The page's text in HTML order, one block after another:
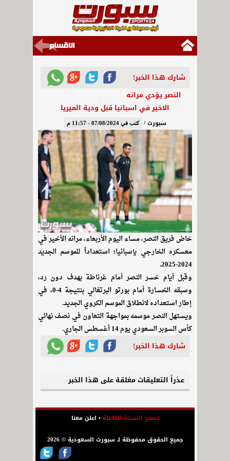
شارك هذا الخبر!
النصر يؤدي مرانه
الاخير في اسبانيا قبل ودية الميريا
سبورت / كتب في 07/08/2024 - 11:57 م
خاض فريق النصر، مساء اليوم الأربعاء، مرانه الأخير في
معسكره الخارجي بإسبانيا؛ استعداداً للموسم الجديد
2024-2025.
وقبل أيام خسر النصر أمام غرناطة بهدف دون رد،
وسبقه الخسارة أمام بورتو البرتغالي بنتيجة 4-0، في
إطار استعداده لانطلاق الموسم الكروي الجديد.
ويستهل النصر موسمه بمواجهة التعاون في نصف نهائي
كأس السوبر السعودي يوم 14 أغسطس الجاري.
شارك هذا الخبر!
عذراً التعليقات مغلقة على هذا الخبر
تصفح النسخة الكاملة• اعلن معنا
جميع الحقوق محفوظة لـ سبورت السعودية © 2026